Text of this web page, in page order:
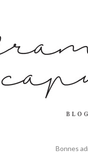
Bonnes